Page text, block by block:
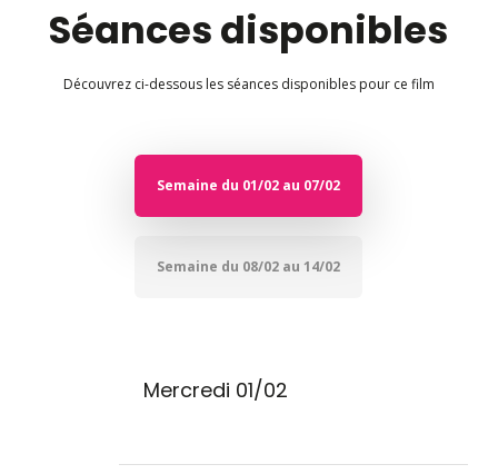
Séances disponibles
Découvrez ci-dessous les séances disponibles pour ce film
Semaine du 01/02 au 07/02
Semaine du 08/02 au 14/02
Mercredi 01/02